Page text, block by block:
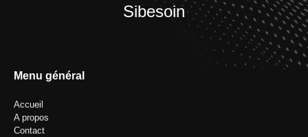
Sibesoin
Menu général
Accueil
A propos
Contact